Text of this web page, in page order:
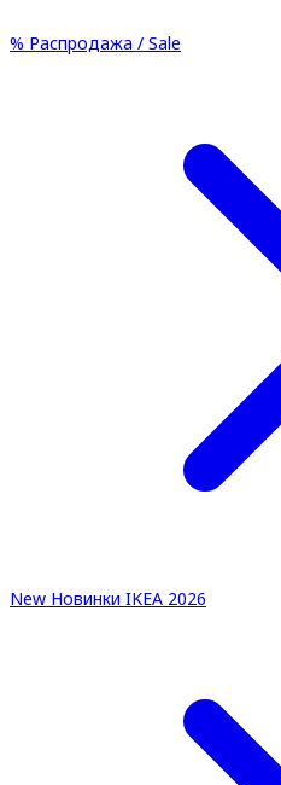
% Распродажа / Sale
New Новинки IKEA 2026